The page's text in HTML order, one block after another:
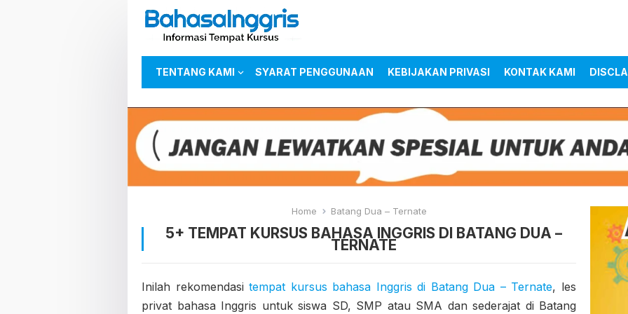
TENTANG KAMI SYARAT PENGGUNAAN KEBIJAKAN PRIVASI KONTAK KAMI
Home Batang Dua – Ternate
5+ TEMPAT KURSUS BAHASA INGGRIS DI BATANG DUA –
TERNATE
Inilah rekomendasitempat kursus bahasa Inggris di Batang Dua – Ternate, les
privat bahasa Inggris untuk siswa SD, SMP atau SMA dan sederajat di Batang